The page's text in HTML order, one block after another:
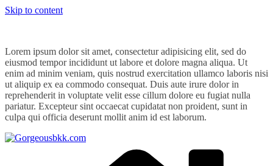
Skip to content
Lorem ipsum dolor sit amet, consectetur adipisicing elit, sed do
eiusmod tempor incididunt ut labore et dolore magna aliqua. Ut
enim ad minim veniam, quis nostrud exercitation ullamco laboris nisi
ut aliquip ex ea commodo consequat. Duis aute irure dolor in
reprehenderit in voluptate velit esse cillum dolore eu fugiat nulla
pariatur. Excepteur sint occaecat cupidatat non proident, sunt in
culpa qui officia deserunt mollit anim id est laborum.